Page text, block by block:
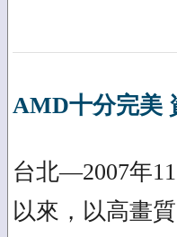
AMD十分完美
台北—2007年
以來，以高畫